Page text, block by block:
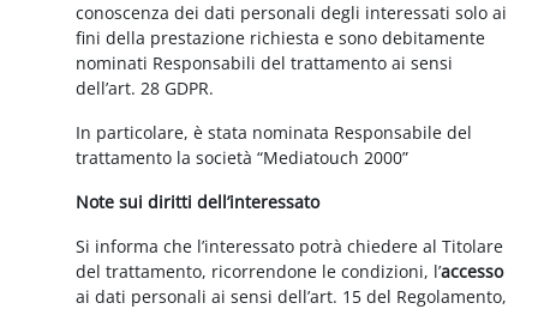
conoscenza dei dati personali degli interessati solo ai
fini della prestazione richiesta e sono debitamente
nominati Responsabili del trattamento ai sensi
dell’art. 28 GDPR.
In particolare, è stata nominata Responsabile del
trattamento la società “Mediatouch 2000”
Note sui diritti dell’interessato
Si informa che l’interessato potrà chiedere al Titolare
del trattamento, ricorrendone le condizioni, l’accesso
ai dati personali ai sensi dell’art. 15 del Regolamento,